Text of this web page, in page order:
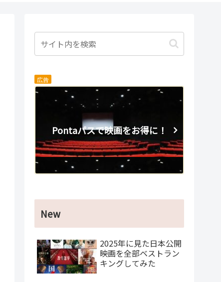
広告
Pontaパスで映画をお得に！
New
2025年に見た日本公開
映画を全部ベストラン
キングしてみた